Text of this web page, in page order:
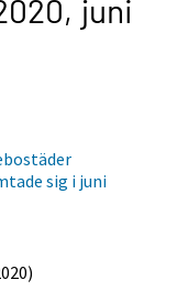
juni
sig i juni